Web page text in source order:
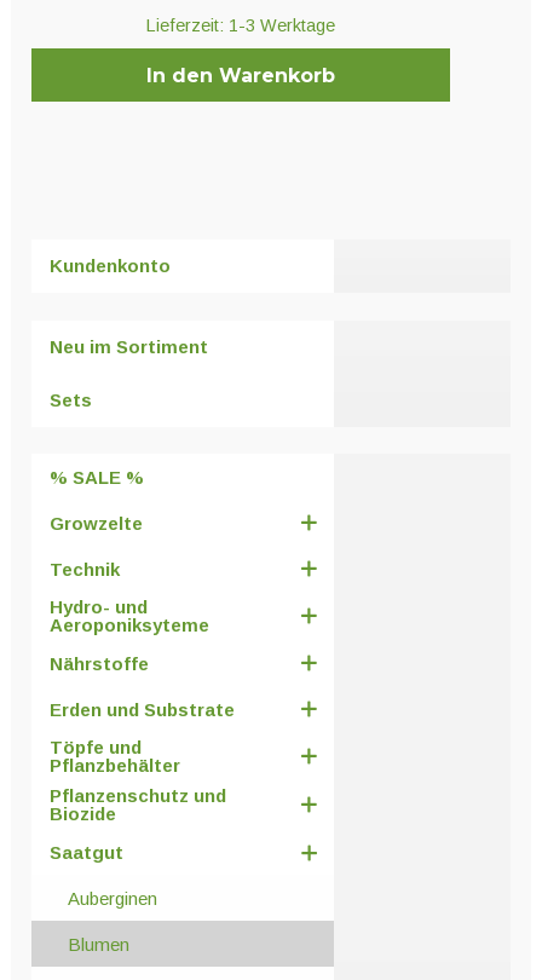
Lieferzeit: 1-3 Werktage
In den Warenkorb
Kundenkonto
Neu im Sortiment
Sets
% SALE %
Growzelte
Technik
Hydro- und
Aeroponiksyteme
Nährstoffe
Erden und Substrate
Töpfe und
Pflanzbehälter
Pflanzenschutz und
Biozide
Saatgut
Auberginen
Blumen